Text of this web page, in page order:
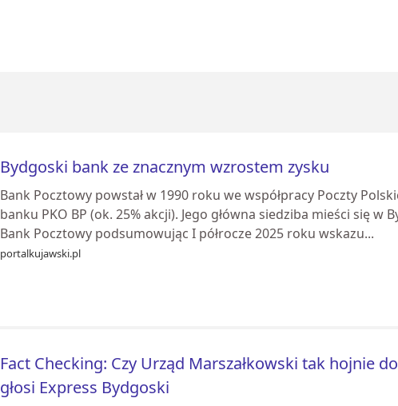
Bydgoski bank ze znacznym wzrostem zysku
Bank Pocztowy powstał w 1990 roku we współpracy Poczty
banku PKO BP (ok. 25% akcji). Jego główna siedziba mieści się w
Bank Pocztowy podsumowując I półrocze 2025 roku wskazu...
portalkujawski.pl
Fact Checking: Czy Urząd Marszałkowski tak hojnie
głosi Express Bydgoski